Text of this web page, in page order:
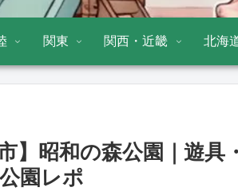
関東 関西・近畿 北海
市】昭和の森公園｜遊
園レポ